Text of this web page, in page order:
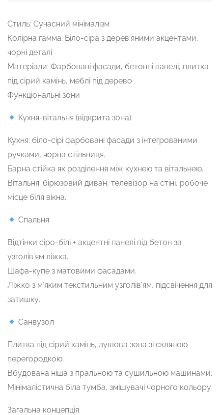
Стиль: Сучасний мінімалізм
Колірна гамма: Біло-сіра з дерев’яними акцентами,
чорні деталі
Матеріали: Фарбовані фасади, бетонні панелі, плитка
під сірий камінь, меблі під дерево
Функціональні зони
Кухня-вітальня (відкрита зона)
Кухня: біло-сірі фарбовані фасади з інтегрованими
ручками, чорна стільниця.
Барна стійка як розділення між кухнею та вітальнею.
Вітальня: бірюзовий диван, телевізор на стіні, робоче
місце біля вікна.
Спальня
Відтінки сіро-білі + акцентні панелі під бетон за
узголів’ям ліжка.
Шафа-купе з матовими фасадами.
Ліжко з м’яким текстильним узголів’ям, підсвічення для
затишку.
Санвузол
Плитка під сірий камінь, душова зона зі скляною
перегородкою.
Вбудована ніша з пральною та сушильною машинами.
Мінімалістична біла тумба, змішувачі чорного кольору.
Загальна концепція